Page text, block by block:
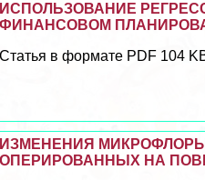
ИСПОЛЬЗОВАНИЕ
ФИНАНСОВОМ
Статья в формате PDF 104
ИЗМЕНЕНИЯ
ОПЕРИРОВАННЫХ НА